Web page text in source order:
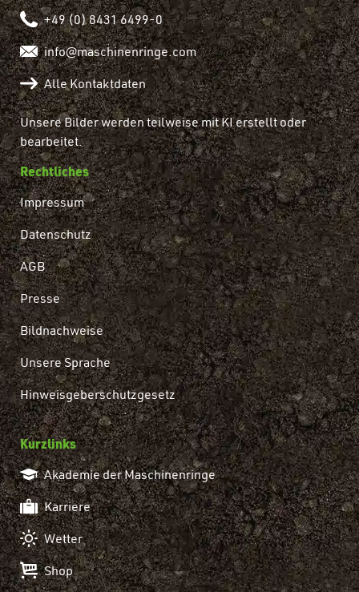
+49 (0) 8431 6499-0
info@maschinenringe.com
Alle Kontaktdaten
Unsere Bilder werden teilweise mit KI erstellt oder
bearbeitet.
Rechtliches
Impressum
Datenschutz
AGB
Presse
Bildnachweise
Unsere Sprache
Hinweisgeberschutzgesetz
Kurzlinks
Akademie der Maschinenringe
Karriere
Wetter
Shop